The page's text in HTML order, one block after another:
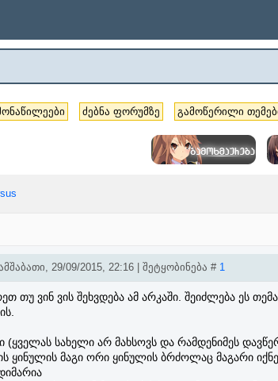
ძებნა ფორუმზე გამოწერილი
29/09/2015, 22:16 | შეტყობინება # 1
თუ ვინ ვის შეხვდება ამ არკაში. შეიძლება ეს
(ყველას სახელი არ მახსოვს და რამდენიმეს
ყინულის მაგი ორი ყინულის ბრძოლაც მაგარი